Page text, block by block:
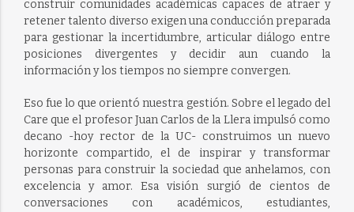
construir comunidades académicas capaces de atraer y
retener talento diverso exigen una conducción preparada
para gestionar la incertidumbre, articular diálogo entre
posiciones divergentes y decidir aun cuando la
información y los tiempos no siempre convergen.
Eso fue lo que orientó nuestra gestión. Sobre el legado del
Care que el profesor Juan Carlos de la Llera impulsó como
decano -hoy rector de la UC- construimos un nuevo
horizonte compartido, el de inspirar y transformar
personas para construir la sociedad que anhelamos, con
excelencia y amor. Esa visión surgió de cientos de
conversaciones con académicos, estudiantes,